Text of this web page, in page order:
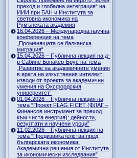
преход и глобална интеграция“ на
ИИИ при БАН и Института за
световна икономика на
Румънската академия
16.04.2026 – Международна научна
конференция на тема
„Променящата се балканска
миграция“
15.04.2026 – Публична лекция на д-
р Сабине Бонакер-Брус на тема
„Развитие на академичните умения
в ерата на изкуствения интелект:
изводи от проекта за академични
умения на Оксфордския
университет“
01.04.2026 – Публична лекция на
тема “Проект FLAG FICET (ФЛАГ –
Финансов инструмент за преход
към чиста енергия): дейности,
резултати и научени уроци”
11.02.2026 – Публична лекция на
тема “Предизвикателства пред
българската икономика:
Академични решения от Института
за икономически изследвания”